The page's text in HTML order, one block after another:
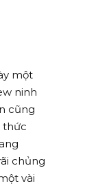
một
ninh
cũng
thức
chủng
vài